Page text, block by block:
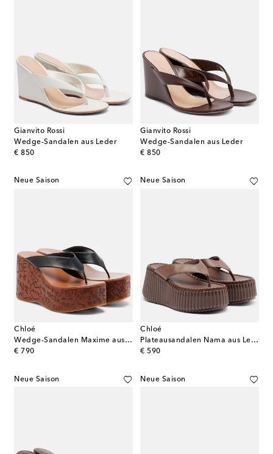
Gianvito Rossi
Wedge-Sandalen aus Leder
€ 850
original price
Gianvito Rossi
Wedge-Sandalen aus Leder
€ 850
original price
Neue Saison
Chloé
Wedge-Sandalen Maxime aus Leder
€ 790
original price
Neue Saison
Chloé
Plateausandalen Nama aus Leder
€ 590
original price
Neue Saison Neue Saison